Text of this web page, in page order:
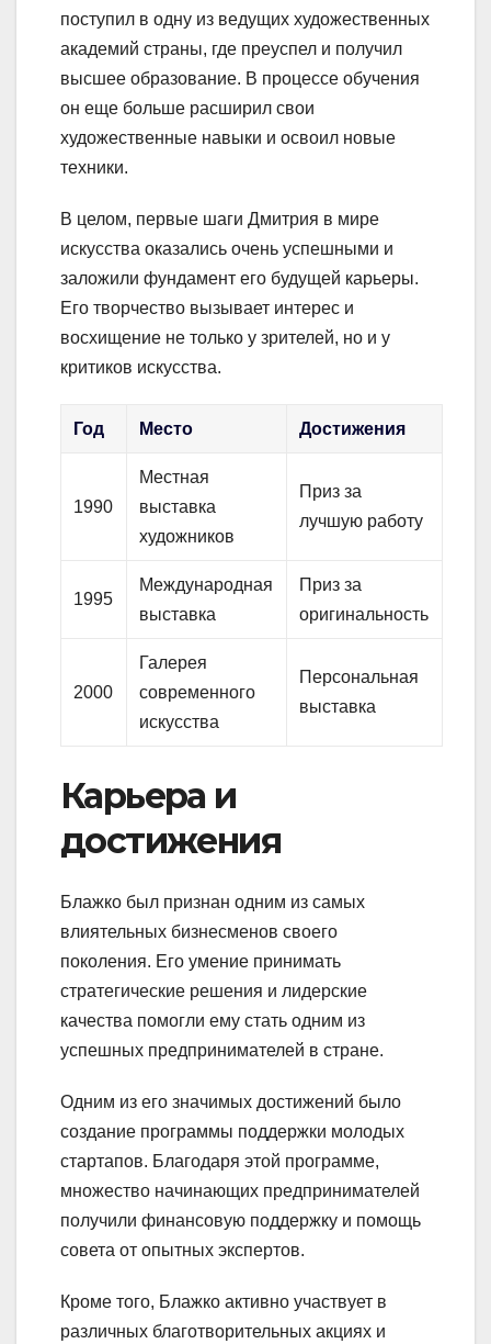
поступил в одну из ведущих художественных
академий страны, где преуспел и получил
высшее образование. В процессе обучения
он еще больше расширил свои
художественные навыки и освоил новые
техники.
В целом, первые шаги Дмитрия в мире
искусства оказались очень успешными и
заложили фундамент его будущей карьеры.
Его творчество вызывает интерес и
восхищение не только у зрителей, но и у
критиков искусства.
Год Место Достижения
1990
Местная
выставка
художников
Приз за
лучшую работу
1995
Международная
выставка
Приз за
оригинальность
2000
Галерея
современного
искусства
Персональная
выставка
Карьера и
достижения
Блажко был признан одним из самых
влиятельных бизнесменов своего
поколения. Его умение принимать
стратегические решения и лидерские
качества помогли ему стать одним из
успешных предпринимателей в стране.
Одним из его значимых достижений было
создание программы поддержки молодых
стартапов. Благодаря этой программе,
множество начинающих предпринимателей
получили финансовую поддержку и помощь
совета от опытных экспертов.
Кроме того, Блажко активно участвует в
различных благотворительных акциях и